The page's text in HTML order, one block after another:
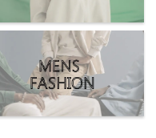
ファッションを
】